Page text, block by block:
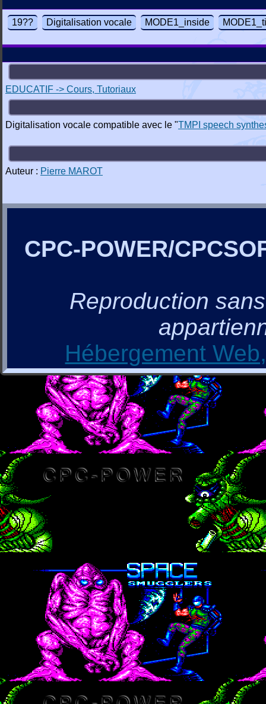
19?? Digitalisation vocale MODE1_inside
EDUCATIF -> Cours, Tutoriaux
Digitalisation vocale compatible avec le "TMPI speech
Auteur : Pierre MAROT
CPC-POWER/
Reproduction
Hébergement